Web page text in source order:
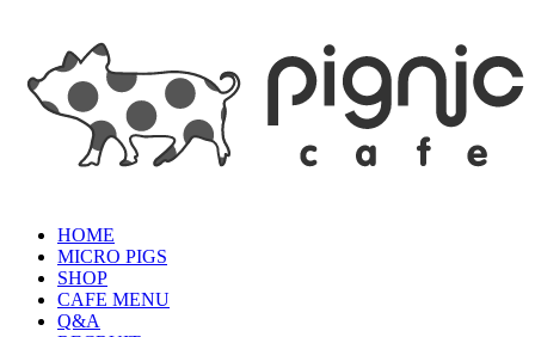
HOME
MICRO PIGS
SHOP
CAFE MENU
Q&A